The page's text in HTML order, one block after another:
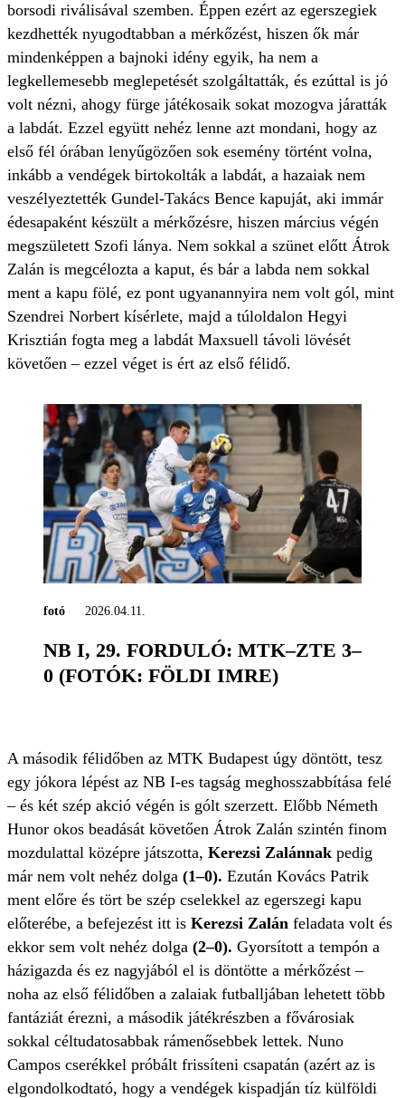
borsodi riválisával szemben. Éppen ezért az egerszegiek
kezdhették nyugodtabban a mérkőzést, hiszen ők már
mindenképpen a bajnoki idény egyik, ha nem a
legkellemesebb meglepetését szolgáltatták, és ezúttal is jó
volt nézni, ahogy fürge játékosaik sokat mozogva járatták
a labdát. Ezzel együtt nehéz lenne azt mondani, hogy az
első fél órában lenyűgözően sok esemény történt volna,
inkább a vendégek birtokolták a labdát, a hazaiak nem
veszélyeztették Gundel-Takács Bence kapuját, aki immár
édesapaként készült a mérkőzésre, hiszen március végén
megszületett Szofi lánya. Nem sokkal a szünet előtt Átrok
Zalán is megcélozta a kaput, és bár a labda nem sokkal
ment a kapu fölé, ez pont ugyanannyira nem volt gól, mint
Szendrei Norbert kísérlete, majd a túloldalon Hegyi
Krisztián fogta meg a labdát Maxsuell távoli lövését
követően – ezzel véget is ért az első félidő.
fotó 2026.04.11.
NB I, 29. FORDULÓ: MTK–ZTE 3–
0 (FOTÓK: FÖLDI IMRE)
A második félidőben az MTK Budapest úgy döntött, tesz
egy jókora lépést az NB I-es tagság meghosszabbítása felé
– és két szép akció végén is gólt szerzett. Előbb Németh
Hunor okos beadását követően Átrok Zalán szintén finom
mozdulattal középre játszotta, Kerezsi Zalánnak pedig
már nem volt nehéz dolga (1–0). Ezután Kovács Patrik
ment előre és tört be szép cselekkel az egerszegi kapu
előterébe, a befejezést itt is Kerezsi Zalán feladata volt és
ekkor sem volt nehéz dolga (2–0). Gyorsított a tempón a
házigazda és ez nagyjából el is döntötte a mérkőzést –
noha az első félidőben a zalaiak futballjában lehetett több
fantáziát érezni, a második játékrészben a fővárosiak
sokkal céltudatosabbak rámenősebbek lettek. Nuno
Campos cserékkel próbált frissíteni csapatán (azért az is
elgondolkodtató, hogy a vendégek kispadján tíz külföldi